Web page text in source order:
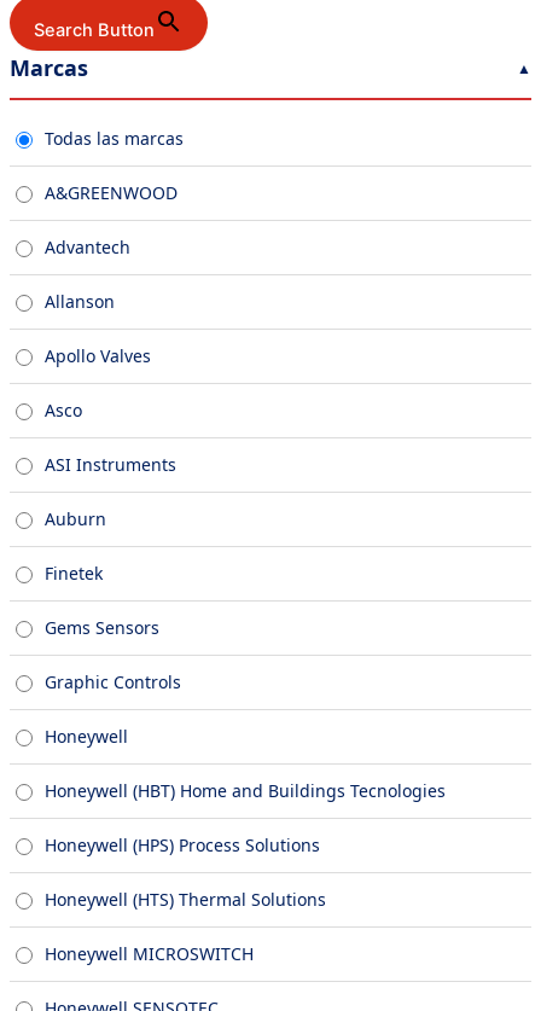
Search Button
Marcas
Todas las marcas
A&GREENWOOD
Advantech
Allanson
Apollo Valves
Asco
ASI Instruments
Auburn
Finetek
Gems Sensors
Graphic Controls
Honeywell
Honeywell (HBT) Home and Buildings Tecnologies
Honeywell (HPS) Process Solutions
Honeywell (HTS) Thermal Solutions
Honeywell MICROSWITCH